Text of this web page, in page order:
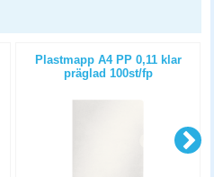
Plastmapp A4 PP 0,11 klar
präglad 100st/fp